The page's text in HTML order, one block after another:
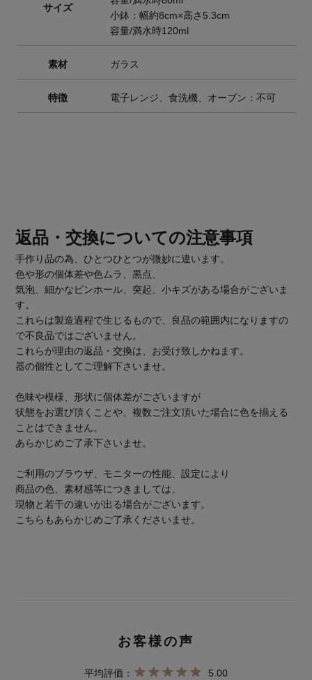
サイズ
小鉢：幅約8cm×高さ5.3cm
容量/満水時120ml
素材 ガラス
特徴 電子レンジ、食洗機、オーブン：不可
返品・交換についての注意事項
手作り品の為、ひとつひとつが微妙に違います。
色や形の個体差や色ムラ、黒点、
気泡、細かなピンホール、突起、小キズがある場合がございま
す。
これらは製造過程で生じるもので、良品の範囲内になりますの
で不良品ではございません。
これらが理由の返品・交換は、お受け致しかねます。
器の個性としてご理解下さいませ。
色味や模様、形状に個体差がございますが
状態をお選び頂くことや、複数ご注文頂いた場合に色を揃える
ことはできません。
あらかじめご了承下さいませ。
ご利用のブラウザ、モニターの性能、設定により
商品の色、素材感等につきましては、
現物と若干の違いが出る場合がございます。
こちらもあらかじめご了承くださいませ。
5.00